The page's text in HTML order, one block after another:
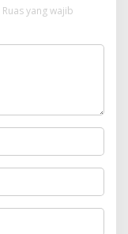
Ruas yang wajib